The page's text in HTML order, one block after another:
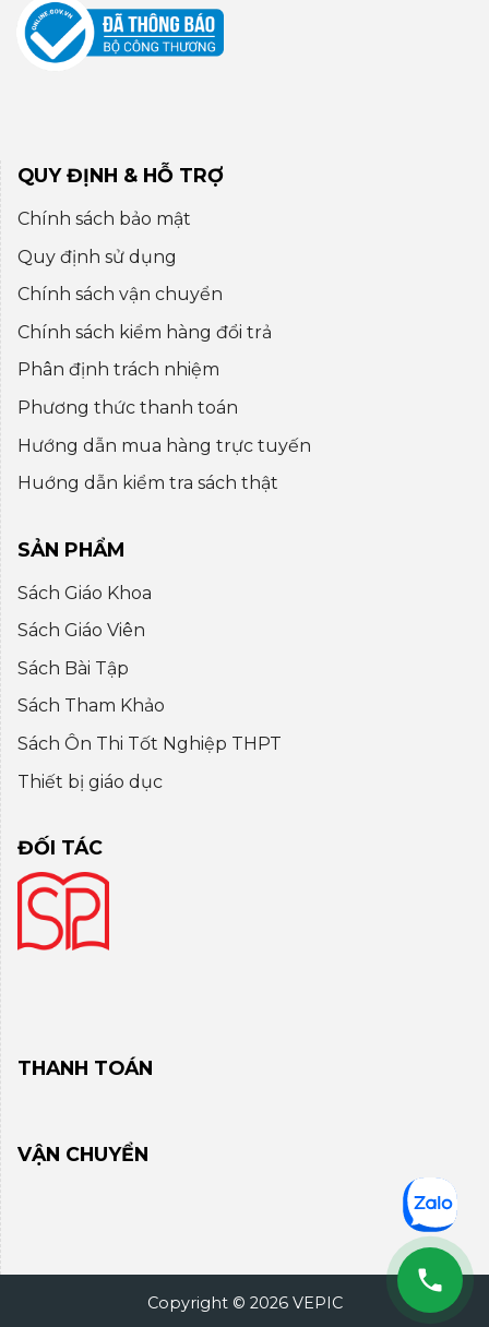
QUY ĐỊNH & HỖ TRỢ
Chính sách bảo mật
Quy định sử dụng
Chính sách vận chuyển
Chính sách kiểm hàng đổi trả
Phân định trách nhiệm
Phương thức thanh toán
Hướng dẫn mua hàng trực tuyến
Huớng dẫn kiểm tra sách thật
SẢN PHẨM
Sách Giáo Khoa
Sách Giáo Viên
Sách Bài Tập
Sách Tham Khảo
Sách Ôn Thi Tốt Nghiệp THPT
Thiết bị giáo dục
ĐỐI TÁC
THANH TOÁN
VẬN CHUYỂN
Copyright © 2026 VEPIC